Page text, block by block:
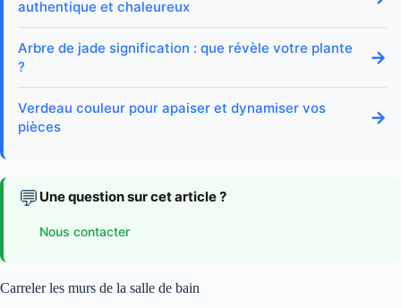
authentique et chaleureux
Arbre de jade signification : que révèle votre plante
?
→
Verdeau couleur pour apaiser et dynamiser vos
pièces
→
💬 Une question sur cet article ?
Nous contacter
Carreler les murs de la salle de bain